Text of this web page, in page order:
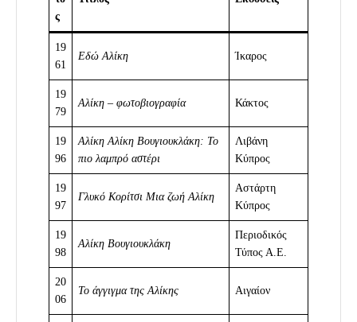
ς
19
61
Εδώ Αλίκη Ίκαρος
19
79
Αλίκη – φωτοβιογραφία Κάκτος
19
96
Αλίκη Αλίκη Βουγιουκλάκη: Το
πιο λαμπρό αστέρι
Λιβάνη
Κύπρος
19
97
Γλυκό Κορίτσι Μια ζωή Αλίκη
Αστάρτη
Κύπρος
19
98
Αλίκη Βουγιουκλάκη
Περιοδικός
Τύπος Α.Ε.
20
06
Το άγγιγμα της Αλίκης Αιγαίον